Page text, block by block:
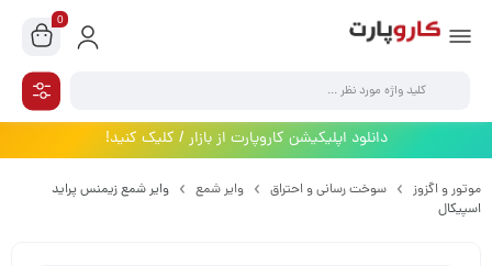
0
دانلود اپلیکیشن کاروپارت از بازار / کلیک کنید!
موتور و اگزوز سوخت رسانی و احتراق وایر شمع
وایر شمع زیمنس پراید
اسپیکال